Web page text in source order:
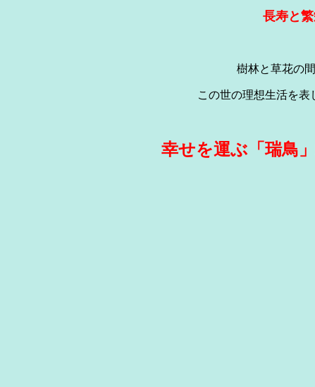
長寿と
樹林と草花の
この世の理想生活を
幸せを運ぶ「瑞鳥